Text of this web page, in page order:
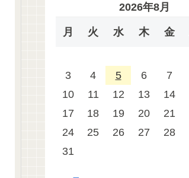
2026年8月
月 火 水 木 金
3
4 5 6 7
10
11 12 13 14
17
18 19 20 21
24
25 26 27 28
31